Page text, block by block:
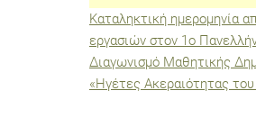
Καταληκτική ημερομηνία
εργασιών στον 1ο
Διαγωνισμό Μαθητικής
«Ηγέτες Ακεραιότητας του